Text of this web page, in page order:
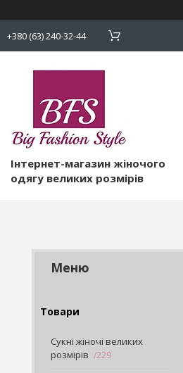
+380 (63) 240-32-44
Інтернет-магазин жіночого
одягу великих розмірів
Товари
Сукні жіночі великих
розмірів
229